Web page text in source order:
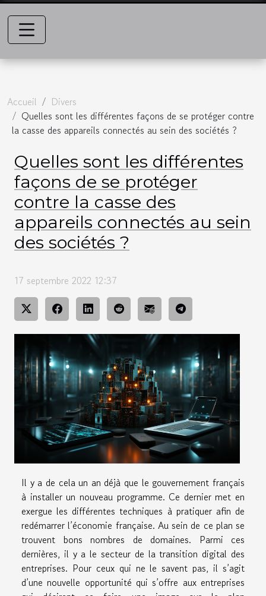
Accueil
Divers
Quelles sont les différentes façons de se protéger contre
la casse des appareils connectés au sein des sociétés ?
Quelles sont les différentes
façons de se protéger
contre la casse des
appareils connectés au sein
des sociétés ?
17 septembre 2022 12:37
Il y a de cela un an déjà que le gouvernement français
à installer un nouveau programme. Ce dernier met en
exergue les différentes techniques à pratiquer afin de
redémarrer l’économie française. Au sein de ce plan se
trouvent bons nombres de domaines. Parmi ces
dernières, il y a le secteur de la transition digital des
entreprises. Pour ceux qui ne le savent pas, il s’agit
d’une nouvelle opportunité qui s’offre aux entreprises